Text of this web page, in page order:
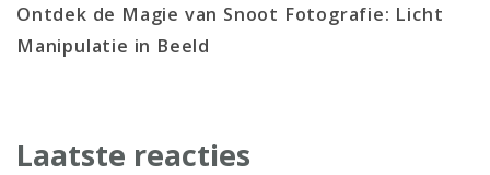
Ontdek de Magie van Snoot Fotografie: Licht
Manipulatie in Beeld
Laatste reacties